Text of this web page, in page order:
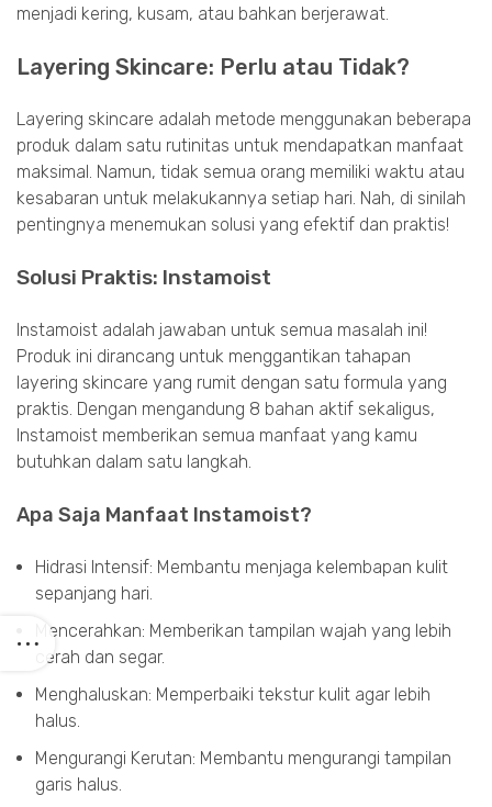
menjadi kering, kusam, atau bahkan berjerawat.
Layering Skincare: Perlu atau Tidak?
Layering skincare adalah metode menggunakan beberapa
produk dalam satu rutinitas untuk mendapatkan manfaat
maksimal. Namun, tidak semua orang memiliki waktu atau
kesabaran untuk melakukannya setiap hari. Nah, di sinilah
pentingnya menemukan solusi yang efektif dan praktis!
Solusi Praktis: Instamoist
Instamoist adalah jawaban untuk semua masalah ini!
Produk ini dirancang untuk menggantikan tahapan
layering skincare yang rumit dengan satu formula yang
praktis. Dengan mengandung 8 bahan aktif sekaligus,
Instamoist memberikan semua manfaat yang kamu
butuhkan dalam satu langkah.
Apa Saja Manfaat Instamoist?
Hidrasi Intensif: Membantu menjaga kelembapan kulit
sepanjang hari.
Mencerahkan: Memberikan tampilan wajah yang lebih
cerah dan segar.
Menghaluskan: Memperbaiki tekstur kulit agar lebih
halus.
Mengurangi Kerutan: Membantu mengurangi tampilan
garis halus.